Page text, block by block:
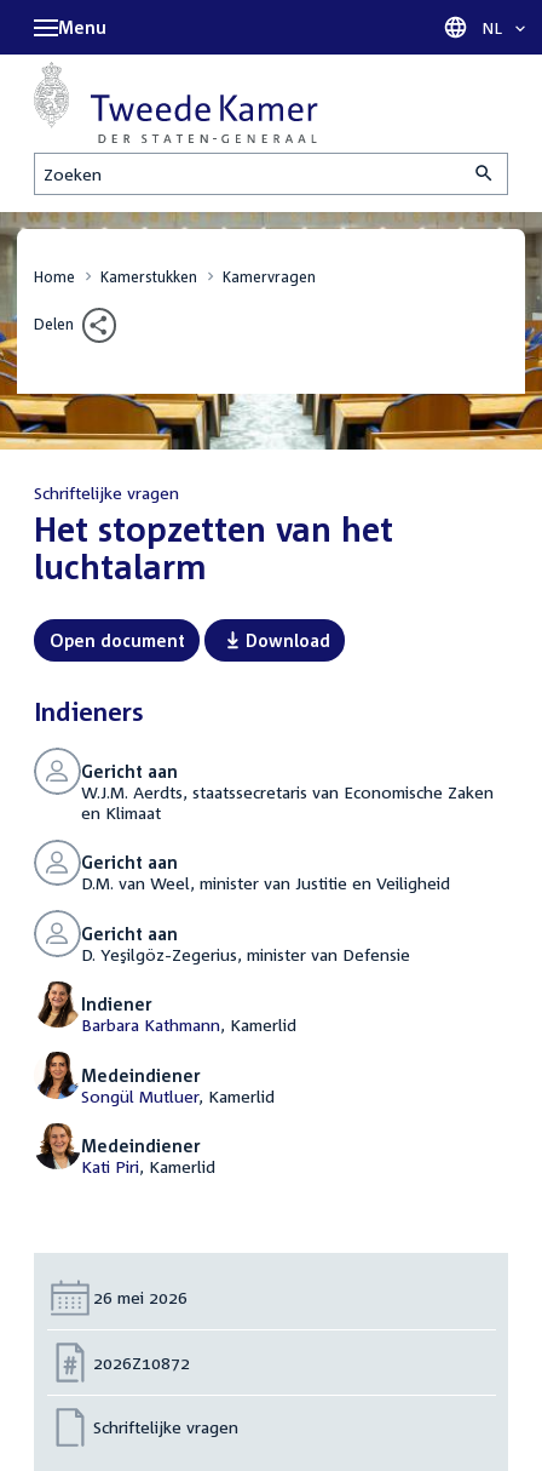
Zoeken
Menu Taal
NL
Home Kamerstukken Kamervragen
Delen
Schriftelijke vragen
:Het stopzetten van het
luchtalarm
Open document Download
Indieners
Gericht aan
W.J.M. Aerdts, staatssecretaris van Economische Zaken
en Klimaat
Gericht aan
D.M. van Weel, minister van Justitie en Veiligheid
Gericht aan
D. Yeşilgöz-Zegerius, minister van Defensie
Indiener
Barbara Kathmann, Kamerlid
Medeindiener
Songül Mutluer, Kamerlid
Medeindiener
Kati Piri, Kamerlid
Datum:
26 mei 2026
Nummer:
2026Z10872
Schriftelijke vragen